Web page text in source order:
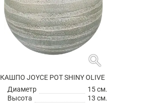
search
КАШПО JOYCE POT SHINY OLIVE
Диаметр
15 см.
Высота
13 см.